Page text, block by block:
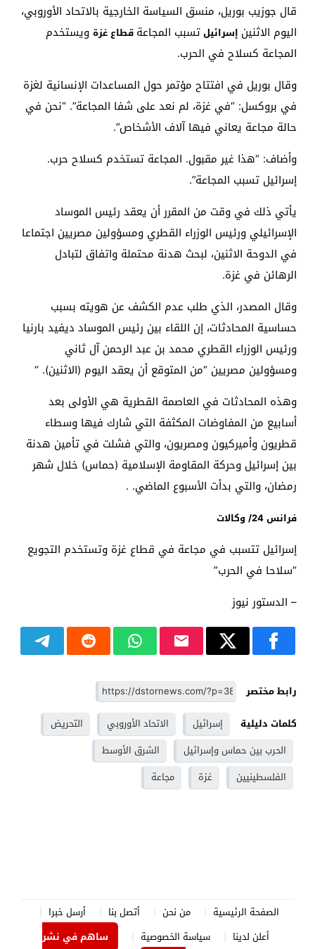
قال جوزيب بوريل، منسق السياسة الخارجية بالاتحاد الأوروبي،
اليوم الاثنين إسرائيلتسبب المجاعة قطاع غزة ويستخدم
المجاعة كسلاح في الحرب.
وقال بوريل في افتتاح مؤتمر حول المساعدات الإنسانية لغزة
في بروكسل: “في غزة، لم نعد على شفا المجاعة”. “نحن في
حالة مجاعة يعاني فيها آلاف الأشخاص”.
وأضاف: “هذا غير مقبول. المجاعة تستخدم كسلاح حرب.
إسرائيل تسبب المجاعة”.
يأتي ذلك في وقت من المقرر أن يعقد رئيس الموساد
الإسرائيلي ورئيس الوزراء القطري ومسؤولين مصريين اجتماعا
في الدوحة الاثنين، لبحث هدنة محتملة واتفاق لتبادل
الرهائن في غزة.
وقال المصدر، الذي طلب عدم الكشف عن هويته بسبب
حساسية المحادثات، إن اللقاء بين رئيس الموساد ديفيد بارنيا
ورئيس الوزراء القطري محمد بن عبد الرحمن آل ثاني
ومسؤولين مصريين “من المتوقع أن يعقد اليوم (الاثنين). “
وهذه المحادثات في العاصمة القطرية هي الأولى بعد
أسابيع من المفاوضات المكثفة التي شارك فيها وسطاء
قطريون وأميركيون ومصريون، والتي فشلت في تأمين هدنة
بين إسرائيل وحركة المقاومة الإسلامية (حماس) خلال شهر
رمضان، والتي بدأت الأسبوع الماضي. .
فرانس 24/ وكالات
إسرائيل تتسبب في مجاعة في قطاع غزة وتستخدم التجويع
“سلاحا في الحرب”
– الدستور نيوز
رابط مختصر
كلمات دليلية
إسرائيل الاتحاد الأوروبي
التحريض
الحرب بين حماس وإسرائيل
الشرق الأوسط
الفلسطينيين
غزة مجاعة
الصفحة الرئيسية من نحن أتصل بنا
أرسل خبرا
أعلن لدينا
سياسة الخصوصية ساهم في نشر